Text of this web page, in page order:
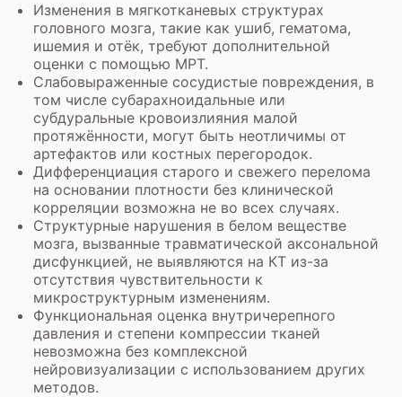
Изменения в мягкотканевых структурах
головного мозга, такие как ушиб, гематома,
ишемия и отёк, требуют дополнительной
оценки с помощью МРТ.
Слабовыраженные сосудистые повреждения, в
том числе субарахноидальные или
субдуральные кровоизлияния малой
протяжённости, могут быть неотличимы от
артефактов или костных перегородок.
Дифференциация старого и свежего перелома
на основании плотности без клинической
корреляции возможна не во всех случаях.
Структурные нарушения в белом веществе
мозга, вызванные травматической аксональной
дисфункцией, не выявляются на КТ из-за
отсутствия чувствительности к
микроструктурным изменениям.
Функциональная оценка внутричерепного
давления и степени компрессии тканей
невозможна без комплексной
нейровизуализации с использованием других
методов.